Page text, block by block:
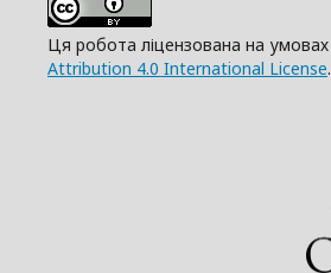
Ця робота ліцензована на умовах
Attribution 4.0 International License.